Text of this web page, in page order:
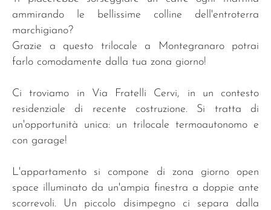
ammirando le bellissime colline dell'entroterra
marchigiano?
Grazie a questo trilocale a Montegranaro potrai
farlo comodamente dalla tua zona giorno!
Ci troviamo in Via Fratelli Cervi, in un contesto
residenziale di recente costruzione. Si tratta di
un'opportunità unica: un trilocale termoautonomo e
con garage!
L'appartamento si compone di zona giorno open
space illuminato da un'ampia finestra a doppie ante
scorrevoli. Un piccolo disimpegno ci separa dalla